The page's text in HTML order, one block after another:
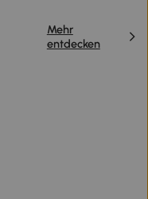
Mehr
entdecken